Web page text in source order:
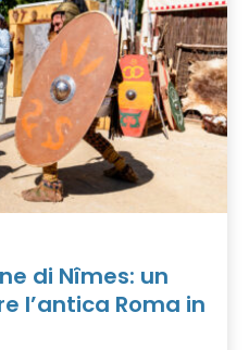
di Nîmes: un
l’antica Roma in